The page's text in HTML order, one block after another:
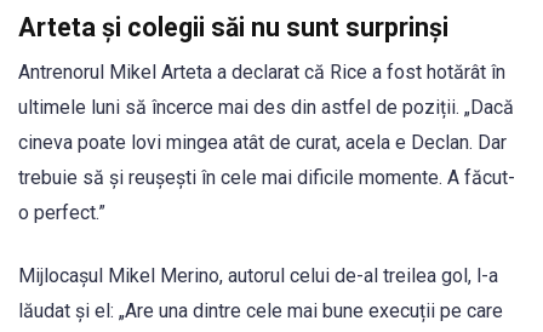
Arteta și colegii săi nu sunt surprinși
Antrenorul Mikel Arteta a declarat că Rice a fost hotărât în
ultimele luni să încerce mai des din astfel de poziții. „Dacă
cineva poate lovi mingea atât de curat, acela e Declan. Dar
trebuie să și reușești în cele mai dificile momente. A făcut-
o perfect.”
Mijlocașul Mikel Merino, autorul celui de-al treilea gol, l-a
lăudat și el: „Are una dintre cele mai bune execuții pe care